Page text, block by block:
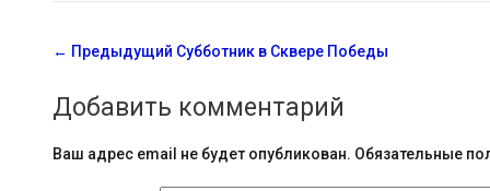
С
о
о
б
← Предыдущий Субботник в Сквере Победы
Добавить комментарий
Ваш адрес email не будет опубликован. Обязательные